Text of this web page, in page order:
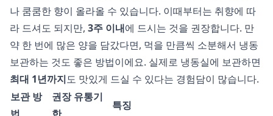
나 쿰쿰한 향이 올라올 수 있습니다. 이때부터는 취향에 따
라 드셔도 되지만, 3주 이내에 드시는 것을 권장합니다. 만
약 한 번에 많은 양을 담갔다면, 먹을 만큼씩 소분해서 냉동
보관하는 것도 좋은 방법이에요. 실제로 냉동실에 보관하면
최대 1년까지도 맛있게 드실 수 있다는 경험담이 많습니다.
보관 방
권장 유통기
특징